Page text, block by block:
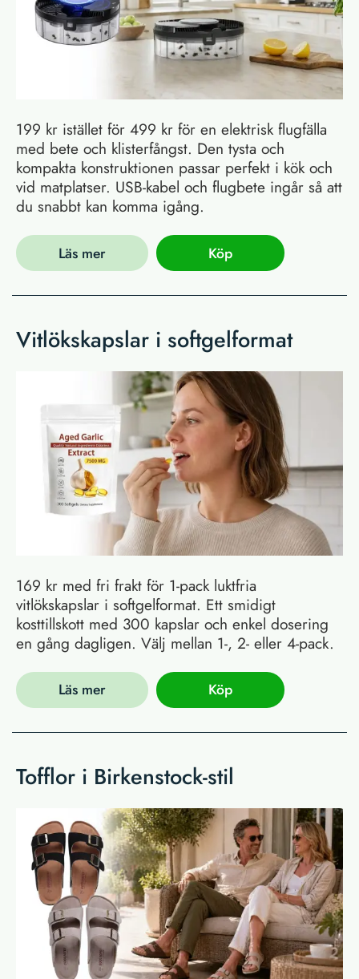
199 kr istället för 499 kr för en elektrisk flugfälla
med bete och klisterfångst. Den tysta och
kompakta konstruktionen passar perfekt i kök och
vid matplatser. USB-kabel och flugbete ingår så att
du snabbt kan komma igång.
Läs mer Köp
Vitlökskapslar i softgelformat
169 kr med fri frakt för 1-pack luktfria
vitlökskapslar i softgelformat. Ett smidigt
kosttillskott med 300 kapslar och enkel dosering
en gång dagligen. Välj mellan 1-, 2- eller 4-pack.
Läs mer Köp
Tofflor i Birkenstock-stil